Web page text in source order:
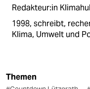
Redakteur:in
1998, schreibt,
Klima, Umwelt und
Themen